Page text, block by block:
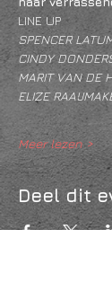
LINE UP
SPENCER
CINDY
MARIT VAN DE
ELIZE
Meer lezen >
Deel dit